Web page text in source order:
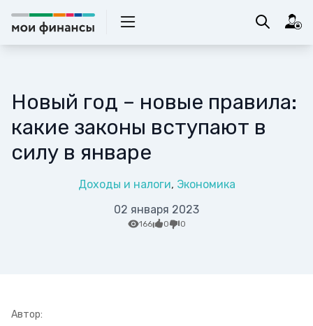
Новый год – новые правила:
какие законы вступают в
силу в январе
Доходы и налоги Экономика
02 января 2023
166 0 0
Автор: